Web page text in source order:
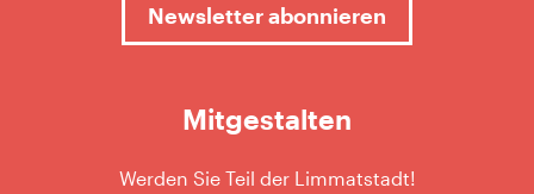
Newsletter abonnieren
Mitgestalten
Werden Sie Teil der Limmatstadt!